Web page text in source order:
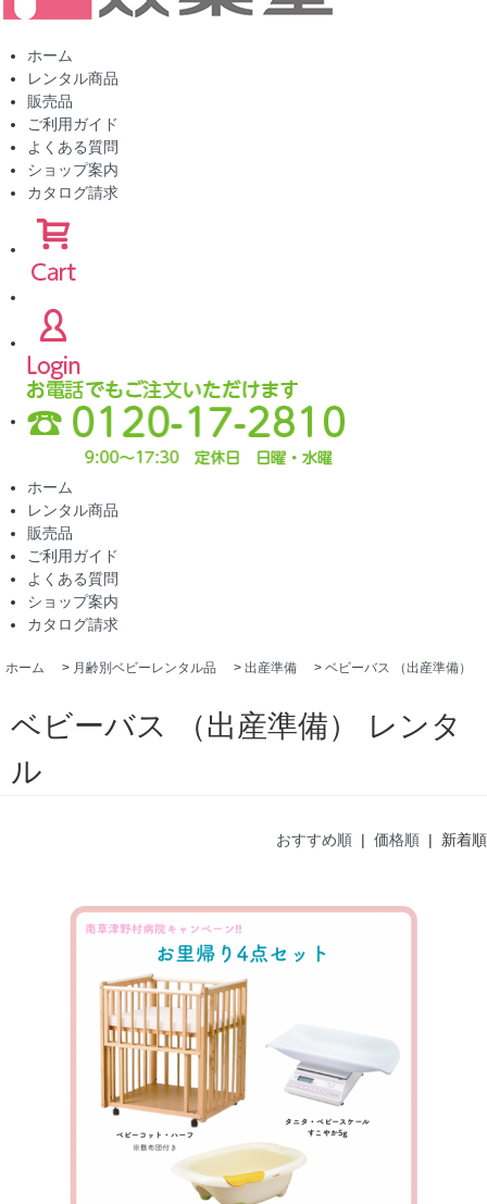
ホーム
レンタル商品
販売品
ご利用ガイド
よくある質問
ショップ案内
カタログ請求
ホーム
レンタル商品
販売品
ご利用ガイド
よくある質問
ショップ案内
カタログ請求
ホーム > 月齢別ベビーレンタル品 > 出産準備 > ベビーバス （出産準備）
ベビーバス （出産準備） レンタ
ル
おすすめ順 | 価格順 | 新着順